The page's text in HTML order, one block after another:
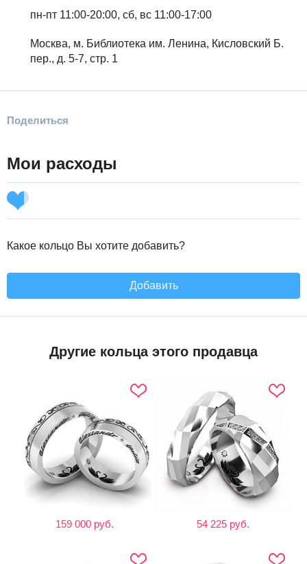
пн-пт 11:00-20:00, сб, вс 11:00-17:00
Москва, м. Библиотека им. Ленина, Кисловский Б.
пер., д. 5-7, стр. 1
Поделиться
Мои расходы
Какое кольцо Вы хотите добавить?
Добавить
Другие кольца этого продавца
159 000 руб. 54 225 руб.